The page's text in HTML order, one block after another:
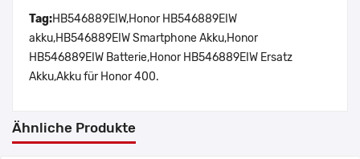
Tag:HB546889EIW,Honor HB546889EIW
akku,HB546889EIW Smartphone Akku,Honor
HB546889EIW Batterie,Honor HB546889EIW Ersatz
Akku,Akku für Honor 400.
Ähnliche Produkte